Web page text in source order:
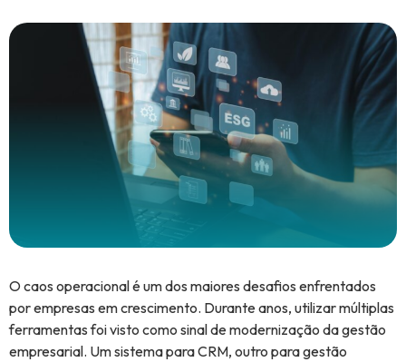
O caos operacional é um dos maiores desafios enfrentados
por empresas em crescimento. Durante anos, utilizar múltiplas
ferramentas foi visto como sinal de modernização da gestão
empresarial. Um sistema para CRM, outro para gestão